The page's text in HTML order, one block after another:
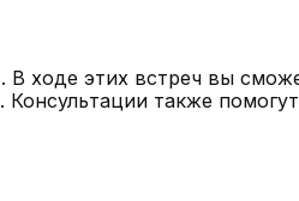
ходе этих встреч вы
также